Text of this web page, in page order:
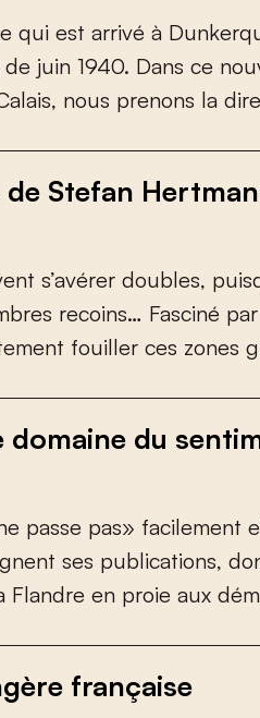
e qui est arrivé à Dunkerq
de juin 1940. Dans ce nou
alais, nous prenons la dire
Stefan
ent s’avérer doubles, puis
bres recoins… Fasciné par
ement fouiller ces zones g
domaine du
e passe pas» facilement e
nent ses publications, do
Flandre en proie aux dém
française